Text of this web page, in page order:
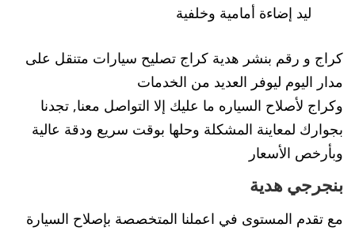
ليد إضاءة أمامية وخلفية
كراج و رقم بنشر هدية كراج تصليح سيارات متنقل على
مدار اليوم ليوفر العديد من الخدمات
وكراج لأصلاح السياره ما عليك إلا التواصل معنا, تجدنا
بجوارك لمعاينة المشكلة وحلها بوقت سريع ودقة عالية
وبأرخص الأسعار
بنجرجي هدية
مع تقدم المستوى في اعملنا المتخصصة بإصلاح السيارة